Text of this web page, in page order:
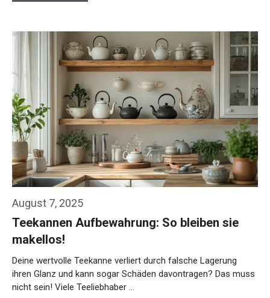
August 7, 2025
Teekannen Aufbewahrung: So bleiben sie
makellos!
Deine wertvolle Teekanne verliert durch falsche Lagerung
ihren Glanz und kann sogar Schäden davontragen? Das muss
nicht sein! Viele Teeliebhaber …